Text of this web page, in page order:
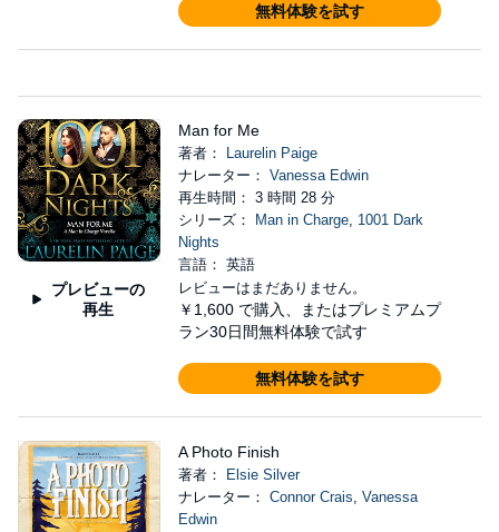
無料体験を試す
プレビューの
再生
Man for Me
著者：
Laurelin Paige
ナレーター： Vanessa Edwin
再生時間： 3 時間 28 分
シリーズ：
Man in Charge, 1001 Dark
Nights
言語： 英語
レビューはまだありません。
￥1,600 で購入、またはプレミアムプ
ラン30日間無料体験で試す
無料体験を試す
A Photo Finish
著者：
Elsie Silver
ナレーター： Connor Crais, Vanessa
Edwin